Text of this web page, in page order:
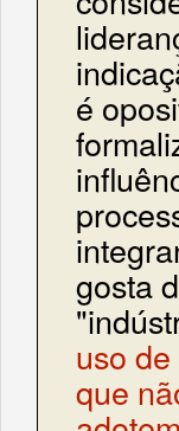
é
gosta
uso
que